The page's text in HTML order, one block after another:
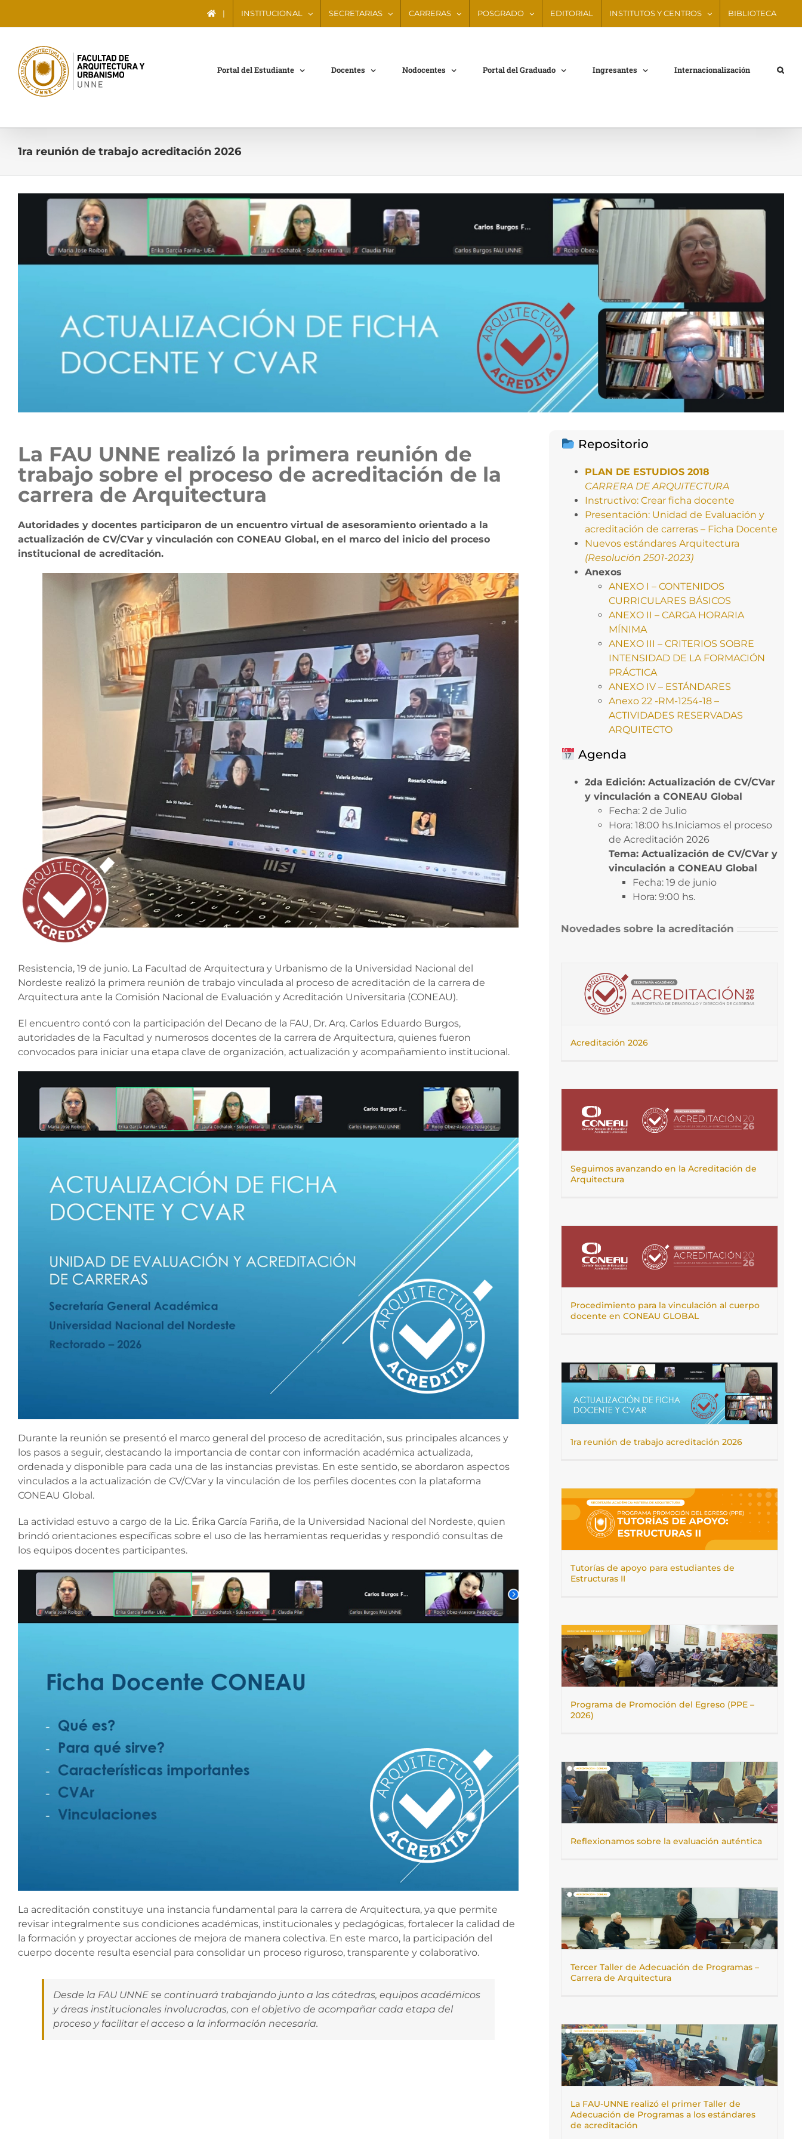
| INSTITUCIONAL SECRETARIAS CARRERAS POSGRADO EDITORIAL INSTITUTOS Y CENTROS BIBLIOTECA
Portal del Estudiante Docentes Nodocentes Portal del Graduado Ingresantes Internacionalización
1ra reunión de trabajo acreditación 2026
grande
La FAU UNNE realizó la primera reunión de
trabajo sobre el proceso de acreditación de la
carrera de Arquitectura
Autoridades y docentes participaron de un encuentro virtual de asesoramiento orientado a la
actualización de CV/CVar y vinculación con CONEAU Global, en el marco del inicio del proceso
institucional de acreditación.
Resistencia, 19 de junio. La Facultad de Arquitectura y Urbanismo de la Universidad Nacional del
Nordeste realizó la primera reunión de trabajo vinculada al proceso de acreditación de la carrera de
Arquitectura ante la Comisión Nacional de Evaluación y Acreditación Universitaria (CONEAU).
El encuentro contó con la participación del Decano de la FAU, Dr. Arq. Carlos Eduardo Burgos,
autoridades de la Facultad y numerosos docentes de la carrera de Arquitectura, quienes fueron
convocados para iniciar una etapa clave de organización, actualización y acompañamiento institucional.
Durante la reunión se presentó el marco general del proceso de acreditación, sus principales alcances y
los pasos a seguir, destacando la importancia de contar con información académica actualizada,
ordenada y disponible para cada una de las instancias previstas. En este sentido, se abordaron aspectos
vinculados a la actualización de CV/CVar y la vinculación de los perfiles docentes con la plataforma
CONEAU Global.
La actividad estuvo a cargo de la Lic. Érika García Fariña, de la Universidad Nacional del Nordeste, quien
brindó orientaciones específicas sobre el uso de las herramientas requeridas y respondió consultas de
los equipos docentes participantes.
La acreditación constituye una instancia fundamental para la carrera de Arquitectura, ya que permite
revisar integralmente sus condiciones académicas, institucionales y pedagógicas, fortalecer la calidad de
la formación y proyectar acciones de mejora de manera colectiva. En este marco, la participación del
cuerpo docente resulta esencial para consolidar un proceso riguroso, transparente y colaborativo.
Desde la FAU UNNE se continuará trabajando junto a las cátedras, equipos académicos
y áreas institucionales involucradas, con el objetivo de acompañar cada etapa del
proceso y facilitar el acceso a la información necesaria.
Repositorio
PLAN DE ESTUDIOS 2018
CARRERA DE ARQUITECTURA
Instructivo: Crear ficha docente
Presentación: Unidad de Evaluación y
acreditación de carreras – Ficha Docente
Nuevos estándares Arquitectura
(Resolución 2501-2023)
Anexos
ANEXO I – CONTENIDOS
CURRICULARES BÁSICOS
ANEXO II – CARGA HORARIA
MÍNIMA
ANEXO III – CRITERIOS SOBRE
INTENSIDAD DE LA FORMACIÓN
PRÁCTICA
ANEXO IV – ESTÁNDARES
Anexo 22 -RM-1254-18 –
ACTIVIDADES RESERVADAS
ARQUITECTO
Agenda
2da Edición: Actualización de CV/CVar
y vinculación a CONEAU Global
Fecha: 2 de Julio
Hora: 18:00 hs.Iniciamos el proceso
de Acreditación 2026
Tema: Actualización de CV/CVar y
vinculación a CONEAU Global
Fecha: 19 de junio
Hora: 9:00 hs.
Novedades sobre la acreditación
Acreditación 2026
Seguimos avanzando en la Acreditación de
Arquitectura
Procedimiento para la vinculación al cuerpo
docente en CONEAU GLOBAL
1ra reunión de trabajo acreditación 2026
Tutorías de apoyo para estudiantes de
Estructuras II
Programa de Promoción del Egreso (PPE –
2026)
Reflexionamos sobre la evaluación auténtica
Tercer Taller de Adecuación de Programas –
Carrera de Arquitectura
La FAU-UNNE realizó el primer Taller de
Adecuación de Programas a los estándares
de acreditación